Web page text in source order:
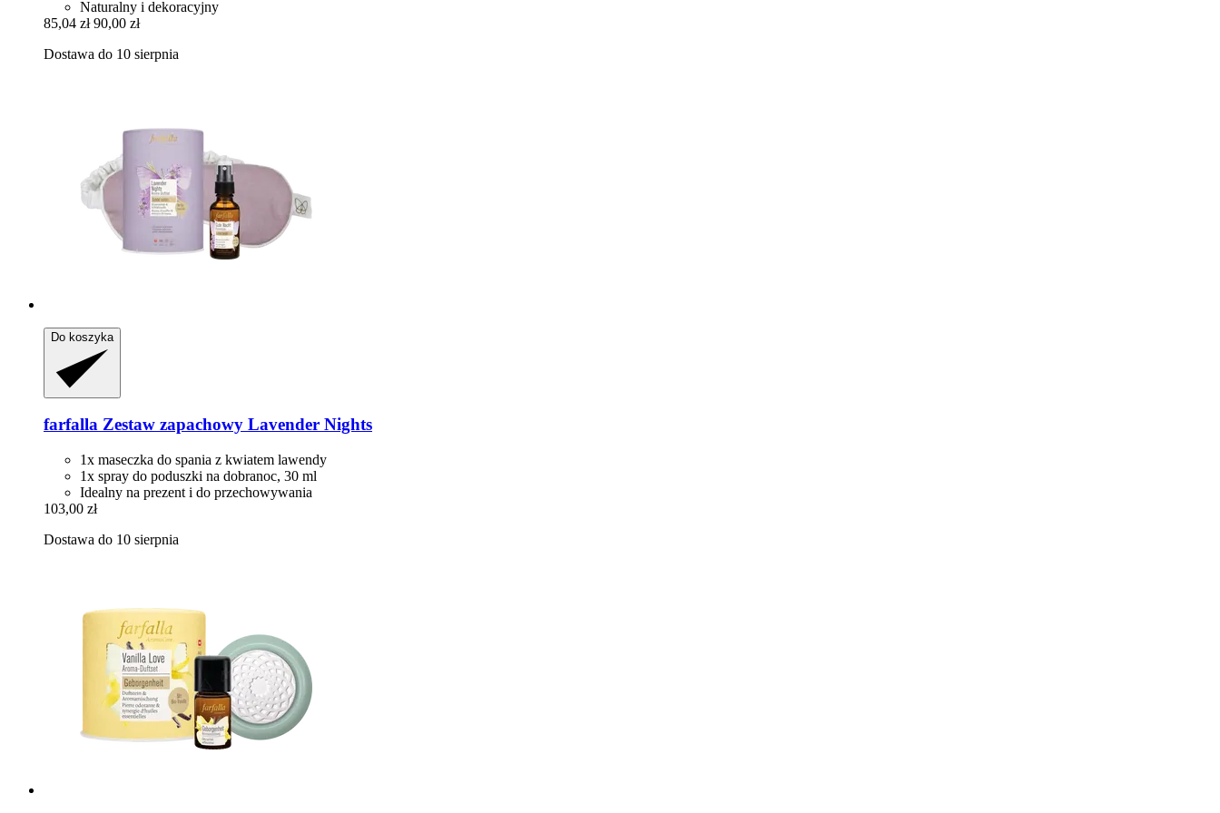
Naturalny i dekoracyjny
85,04 zł 90,00 zł
Dostawa do 10 sierpnia
Do koszyka
farfalla Zestaw zapachowy Lavender Nights
1x maseczka do spania z kwiatem lawendy
1x spray do poduszki na dobranoc, 30 ml
Idealny na prezent i do przechowywania
103,00 zł
Dostawa do 10 sierpnia